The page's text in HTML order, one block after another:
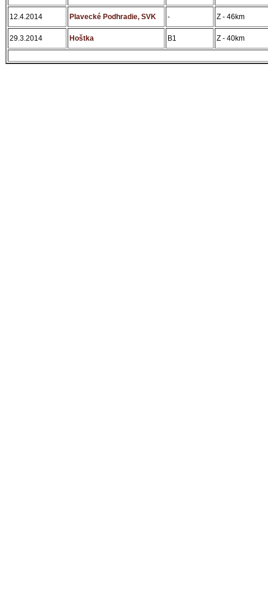
12.4.2014 Plavecké Podhradie, SVK - Z - 46km
29.3.2014 Hoštka B1 Z - 40km